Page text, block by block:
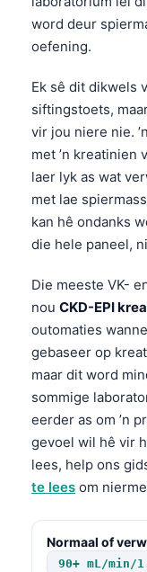
word deur
oefening.
Ek sê dit dikwels
siftingstoets,
vir jou niere nie.
met ’n kreatinien
laer lyk as wat
met lae
kan hê ondanks
die hele paneel,
Die meeste VK-
nou CKD-EPI
outomaties
gebaseer op
maar dit word
sommige
eerder as om ’n
gevoel wil hê vir
lees, help ons
te lees om
Normaal of
90+ mL/min/